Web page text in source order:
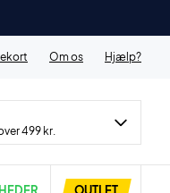
Om os Hjælp?
499 kr.
OUTLET